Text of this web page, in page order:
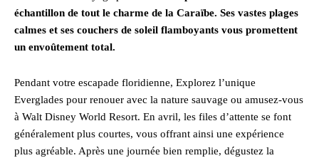
échantillon de tout le charme de la Caraïbe. Ses vastes plages
calmes et ses couchers de soleil flamboyants vous promettent
un envoûtement total.
Pendant votre escapade floridienne, Explorez l’unique
Everglades pour renouer avec la nature sauvage ou amusez-vous
à Walt Disney World Resort. En avril, les files d’attente se font
généralement plus courtes, vous offrant ainsi une expérience
plus agréable. Après une journée bien remplie, dégustez la